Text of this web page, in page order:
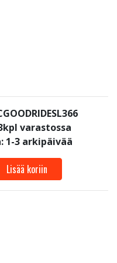
varastossa
3 arkipäivää
Lisää koriin